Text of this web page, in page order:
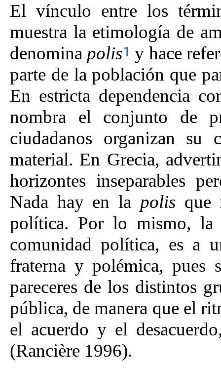
El vínculo entre los
muestra la etimología de
denomina polis1 y hace
parte de la población que
En estricta dependencia
nombra el conjunto de
ciudadanos organizan su
material. En Grecia,
horizontes inseparables
Nada hay en la polisque
política. Por lo mismo,
comunidad política, es a
fraterna y polémica, pues
pareceres de los distintos
pública, de manera que el
el acuerdo y el
(Rancière 1996).